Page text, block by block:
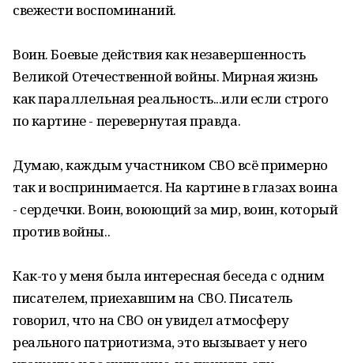
свежести воспоминаний.
Воин. Боевые действия как незавершенность
Великой Отечественной войны. Мирная жизнь
как параллельная реальность...или если строго
по картине - перевернутая правда.
Думаю, каждым участником СВО всё примерно
так и воспринимается. На картине в глазах воина
- сердечки. Воин, воюющий за мир, воин, который
против войны..
Как-то у меня была интересная беседа с одним
писателем, приехавшим на СВО. Писатель
говорил, что на СВО он увидел атмосферу
реального патриотизма, это вызывает у него